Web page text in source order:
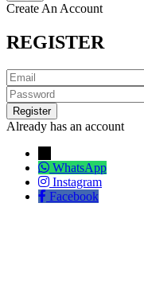
Create An Account
REGISTER
Already has an account
WhatsApp
Instagram
Facebook